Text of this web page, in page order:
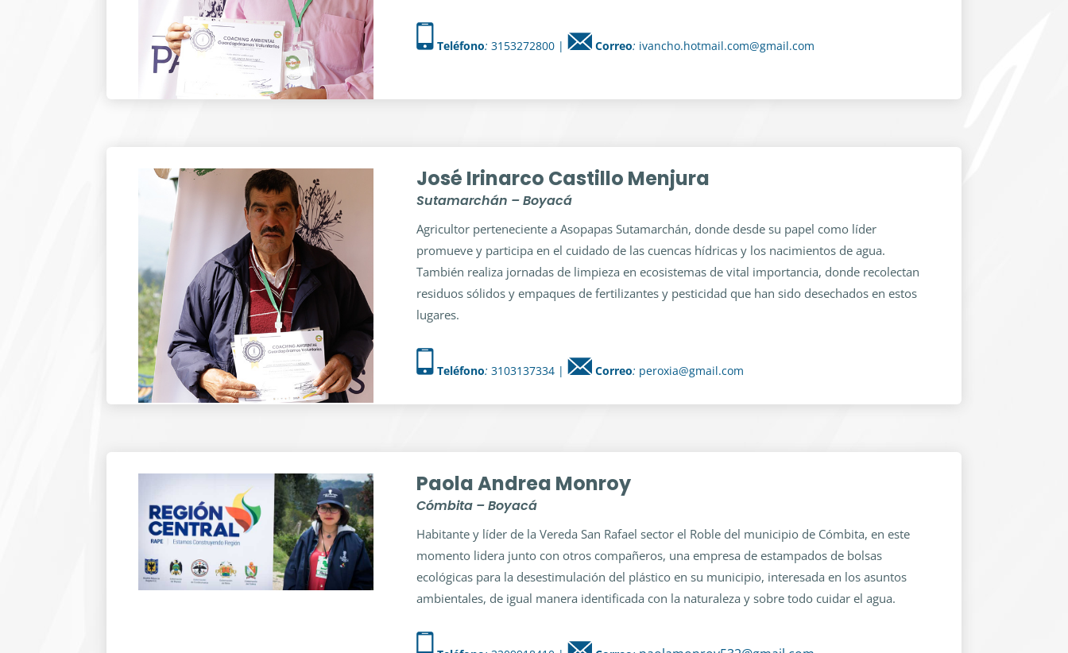
Teléfono: 3153272800 | Correo: ivancho.hotmail.com@gmail.com
José Irinarco Castillo Menjura
Sutamarchán – Boyacá
Agricultor perteneciente a Asopapas Sutamarchán, donde desde su papel como líder
promueve y participa en el cuidado de las cuencas hídricas y los nacimientos de agua.
También realiza jornadas de limpieza en ecosistemas de vital importancia, donde recolectan
residuos sólidos y empaques de fertilizantes y pesticidad que han sido desechados en estos
lugares.
Teléfono: 3103137334 | Correo: peroxia@gmail.com
Paola Andrea Monroy
Cómbita – Boyacá
Habitante y líder de la Vereda San Rafael sector el Roble del municipio de Cómbita, en este
momento lidera junto con otros compañeros, una empresa de estampados de bolsas
ecológicas para la desestimulación del plástico en su municipio, interesada en los asuntos
ambientales, de igual manera identificada con la naturaleza y sobre todo cuidar el agua.